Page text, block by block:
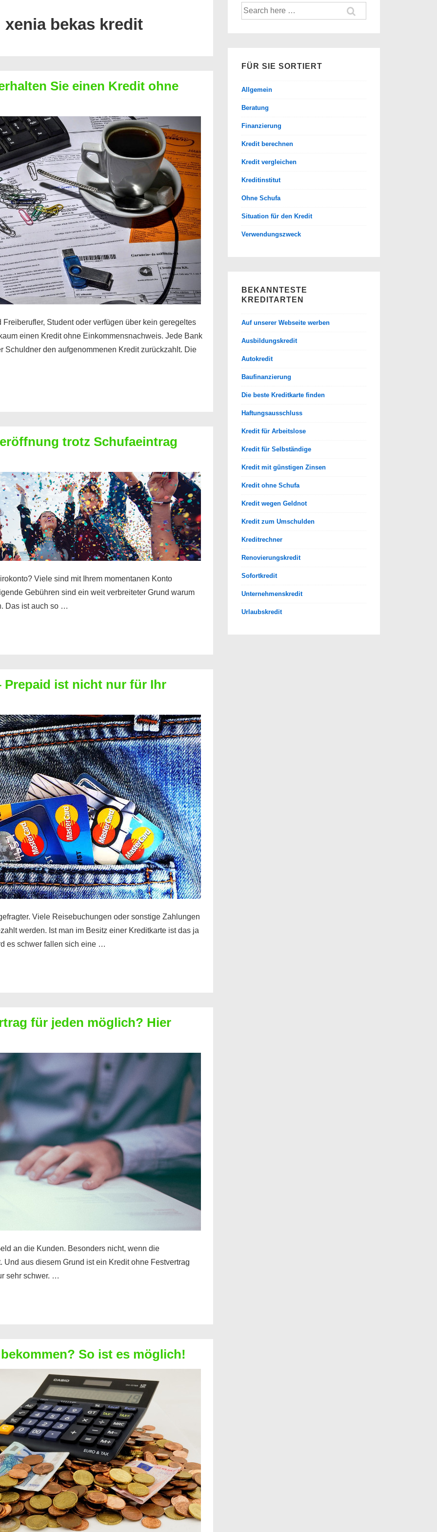
xenia bekas kredit
Sie einen Kredit ohne
Student oder verfügen über kein geregeltes
einen Kredit ohne Einkommensnachweis. Jede Bank
Schuldner den aufgenommenen Kredit zurückzahlt. Die
trotz Schufaeintrag
Viele sind mit Ihrem momentanen Konto
Gebühren sind ein weit verbreiteter Grund warum
Das ist auch so …
Prepaid ist nicht nur für Ihr
Viele Reisebuchungen oder sonstige Zahlungen
werden. Ist man im Besitz einer Kreditkarte ist das ja
es schwer fallen sich eine …
für jeden möglich? Hier
an die Kunden. Besonders nicht, wenn die
aus diesem Grund ist ein Kredit ohne Festvertrag
sehr schwer. …
So ist es möglich!
Suche
nach:
FÜR SIE SORTIERT
Allgemein
Beratung
Finanzierung
Kredit berechnen
Kredit vergleichen
Kreditinstitut
Ohne Schufa
Situation für den Kredit
Verwendungszweck
BEKANNTESTE
KREDITARTEN
Auf unserer Webseite werben
Ausbildungskredit
Autokredit
Baufinanzierung
Die beste Kreditkarte finden
Haftungsausschluss
Kredit für Arbeitslose
Kredit für Selbständige
Kredit mit günstigen Zinsen
Kredit ohne Schufa
Kredit wegen Geldnot
Kredit zum Umschulden
Kreditrechner
Renovierungskredit
Sofortkredit
Unternehmenskredit
Urlaubskredit